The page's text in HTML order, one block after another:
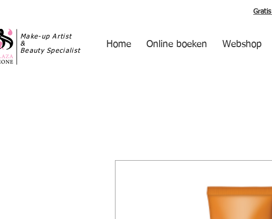
Make-up Artist
&
Beauty Specialist
Home Online boeken Webshop